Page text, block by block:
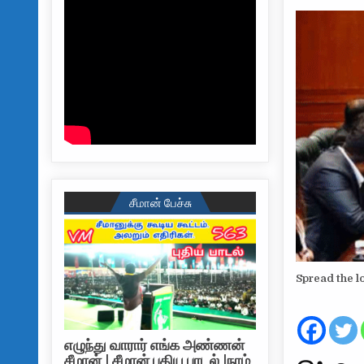
Spread the
சீமான் பேச்சு
எழுந்து வாரார் எங்க அண்ணன்
சீமான் | சீமான் புதிய பாடல் |நாம்